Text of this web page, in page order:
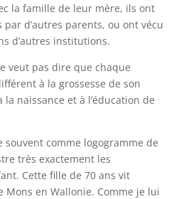
la famille de leur mère, ils ont
d’autres parents, ou ont vécu
d’autres institutions.
veut pas dire que chaque
à la grossesse de son
naissance et à l’éducation de
souvent comme logogramme de
très exactement les
Cette fille de 70 ans vit
Mons en Wallonie. Comme je lui